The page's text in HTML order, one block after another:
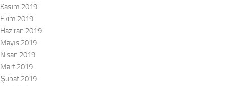
Kasım 2019
Ekim 2019
Haziran 2019
Mayıs 2019
Nisan 2019
Mart 2019
Şubat 2019